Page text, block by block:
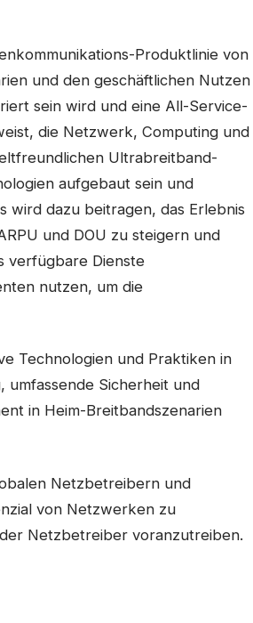
Produktlinie von
und den geschäftlichen Nutzen
sein wird und eine All-Service-
die Netzwerk, Computing und
Ultrabreitband-
aufgebaut sein und
wird dazu beitragen, das Erlebnis
und DOU zu steigern und
verfügbare Dienste
nutzen, um die
Technologien und Praktiken in
umfassende Sicherheit und
in Heim-Breitbandszenarien
Netzbetreibern und
von Netzwerken zu
Netzbetreiber voranzutreiben.